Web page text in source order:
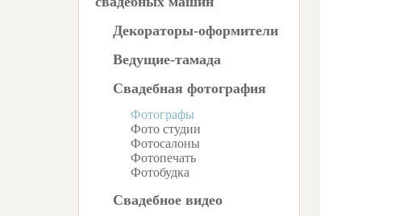
Декораторы-оформители
Ведущие-тамада
Свадебная фотография
Фотографы
Фото студии
Фотосалоны
Фотопечать
Фотобудка
Свадебное видео